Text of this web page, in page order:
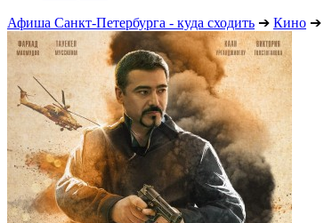
Афиша Санкт-Петербурга - куда сходить ➔ Кино ➔